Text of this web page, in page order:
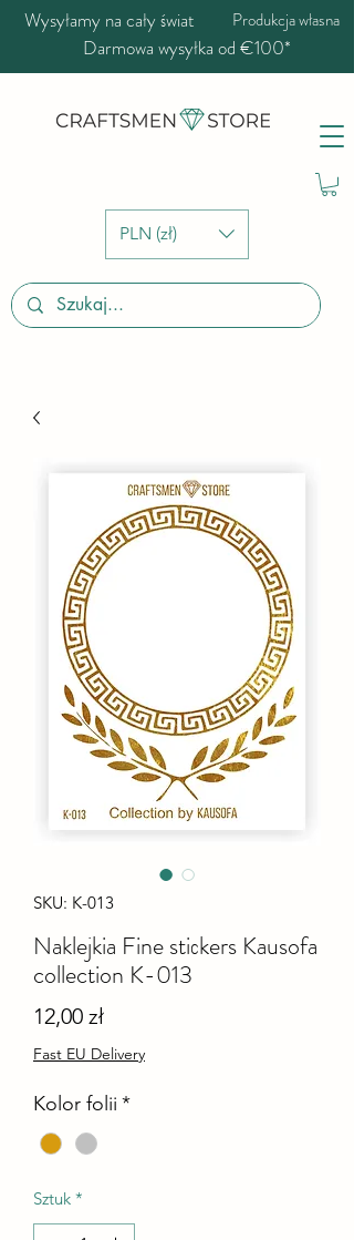
PLN (zł)
Wysyłamy na cały świat Produkcja własna
Darmowa wysyłka od €100*
SKU: K-013
Naklejkia Fine stiсkers Kausofa
collection K-013
12,00 złCena
Fast EU Delivery
Kolor folii *
Sztuk *